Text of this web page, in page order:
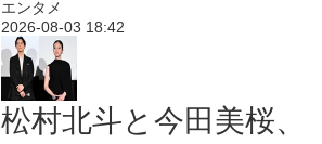
エンタメ
2026-08-03 18:42
松村北斗と今田美桜、